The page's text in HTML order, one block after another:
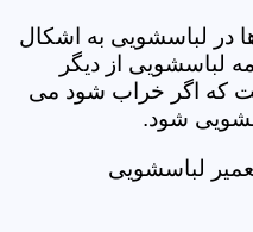
در لباسشویی به اشکال
لباسشویی از دیگر
که اگر خراب شود می
شود.
لباسشویی